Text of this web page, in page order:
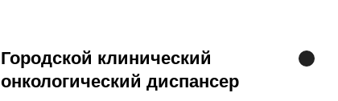
Городской клинический
онкологический диспансер